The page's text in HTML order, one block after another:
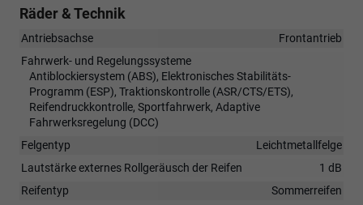
Räder & Technik
Antriebsachse
Frontantrieb
Fahrwerk- und Regelungssysteme
Antiblockiersystem (ABS), Elektronisches Stabilitäts-
Programm (ESP), Traktionskontrolle (ASR/CTS/ETS),
Reifendruckkontrolle, Sportfahrwerk, Adaptive
Fahrwerksregelung (DCC)
Felgentyp
Leichtmetallfelge
Lautstärke externes Rollgeräusch der Reifen
1 dB
Reifentyp
Sommerreifen